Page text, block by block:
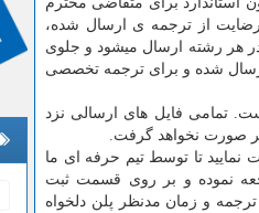
از ترجمه ی ارسال شده،
هر رشته ارسال می­شود و جلوی
شده و برای ترجمه تخصصی
تمامی فایل های ارسالی نزد
صورت نخواهد گرفت.
تا توسط تیم حرفه ای ما
نموده و بر روی قسمت ثبت
توجه به هدف ترجمه و زمان مدنظر پلن دلخواه